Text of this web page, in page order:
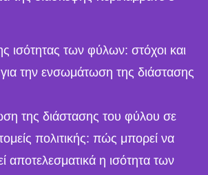
ισότητας των φύλων: στόχοι και
την ενσωμάτωση της διάστασης
της διάστασης του φύλου σε
πολιτικής: πώς μπορεί να
αποτελεσματικά η ισότητα των